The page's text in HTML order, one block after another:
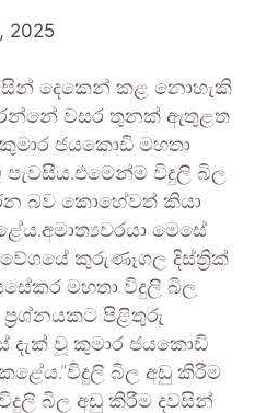
2025
දෙකෙන් කළ නොහැකි
වසර තුනක් ඇතුළත
ජයකොඩි මහතා
පැවසීය.එමෙන්ම විදුලි බිල
බව කොහේවත් කියා
මෙසේ
කුරුණෑගල දිස්ත්‍රික්
මහතා විදුලි බිල
පිළිතුරු
දැක් වූ කුමාර ජයකොඩි
බිල අඩු කිරීම
බිල අඩු කිරීම දවසින්